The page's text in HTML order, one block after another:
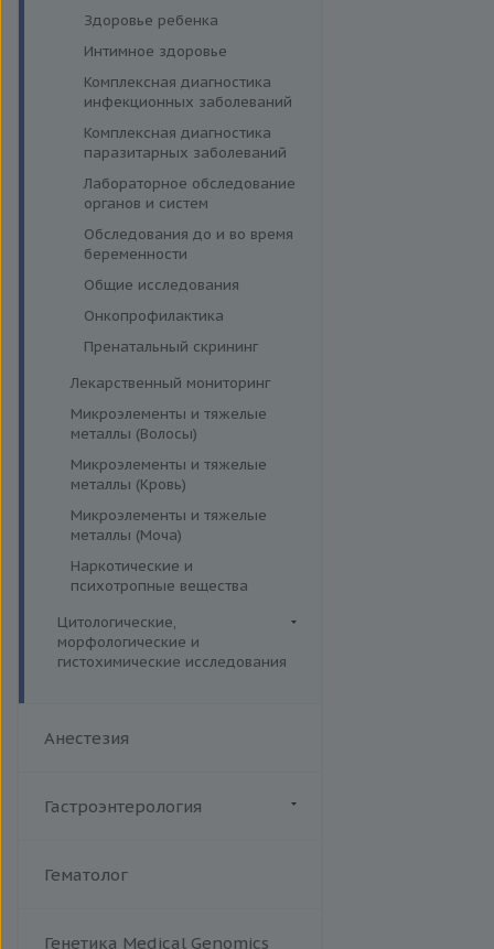
железы и диагностика
диабета
Щитовидная железа
Моноцитарный эрлихиоз
Папилломавирусная инфекция
Парвовирус
Стрептококковая инфекция
Энтеровирусная инфекция
опоясывающий лишай
Вирус герпеса 6 типа
Вирус клещевого энцефалита
ВИЧ
Геликобактериоз
Гельминтозы, лямблиоз
Гемолитический стрептококк
Гепатит E
Дифтерия и столбняк
Иерсиниоз и
псевдотуберкулез
Кандидоз
Коклюш
Комплексные TORCH-
исследования
Коронавирус (COVID-19)
Корь
Микоплазменная инфекция
Респираторно-синцитиальный
Цинссера)
Здоровье ребенка
Интимное здоровье
Комплексная диагностика
инфекционных заболеваний
Комплексная диагностика
паразитарных заболеваний
Лабораторное обследование
органов и систем
Обследования до и во время
беременности
Общие исследования
Онкопрофилактика
Пренатальный скрининг
Лекарственный мониторинг
Микроэлементы и тяжелые
металлы (Волосы)
Микроэлементы и тяжелые
металлы (Кровь)
Микроэлементы и тяжелые
металлы (Моча)
Наркотические и
психотропные вещества
Цитологические,
морфологические и
гистохимические исследования
Иммуногистохимические и
Цитогенетические
Цитологические исследования
Анестезия
Гастроэнтерология
Гематолог
Генетика Medical Genomics